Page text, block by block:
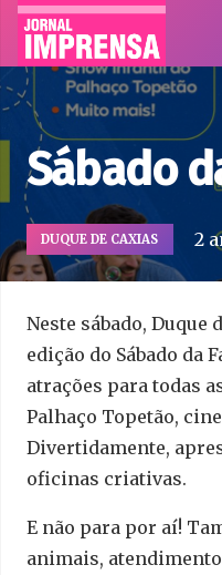
Sábado
DUQUE DE CAXIAS 2
Neste sábado, Duque
edição do Sábado da
atrações para todas
Palhaço Topetão,
Divertidamente,
oficinas criativas.
E não para por aí!
animais,